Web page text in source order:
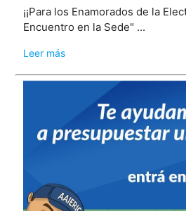
¡¡Para los Enamorados de la
Encuentro en la Sede" ...
Leer más